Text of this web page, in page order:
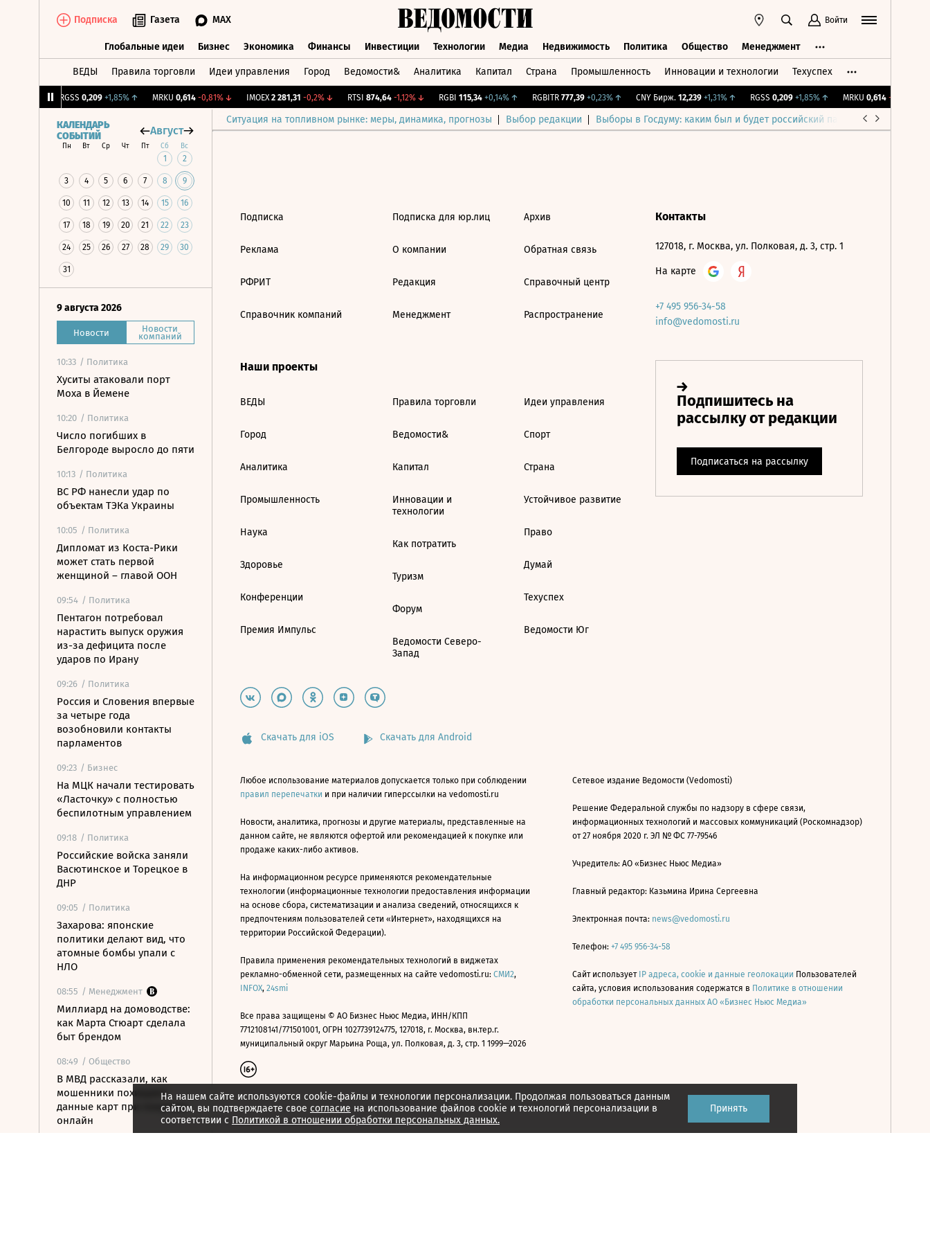
Подписка Газета MAX Войти
Глобальные идеи Бизнес Экономика Финансы Инвестиции Технологии Медиа Недвижимость Политика Общество Менеджмент
ВЕДЫ Правила торговли Идеи управления Город Ведомости& Аналитика Капитал Страна Промышленность Инновации и технологии Техуспех
RGSS 0,209 +1,85%↑ MRKU 0,614 -0,81%↓ IMOEX 2 281,31 -0,2%↓ RTSI 874,64 -1,12%↓ RGBI 115,34 +0,14%↑ RGBITR 777,39 +0,23%↑ CNY Бирж. 12,239 +1,31%↑ RGSS 0,209 +1,85%↑ MRKU 0,614 -0,81%
Ситуация на топливном рынке: меры, динамика, прогнозы Выбор редакции Выборы в Госдуму: каким был и будет российский парламент
КАЛЕНДАРЬ
СОБЫТИЙ
Август
Пн Вт Ср Чт Пт Сб Вс
1 2
3 4 5 6 7 8 9
10 11 12 13 14 15 16
17 18 19 20 21 22 23
24 25 26 27 28 29 30
31
9 августа 2026
Новости Новости
компаний
10:33 / Политика
Хуситы атаковали порт
Моха в Йемене
10:20 / Политика
Число погибших в
Белгороде выросло до пяти
10:13 / Политика
ВС РФ нанесли удар по
объектам ТЭКа Украины
10:05 / Политика
Дипломат из Коста-Рики
может стать первой
женщиной – главой ООН
09:54 / Политика
Пентагон потребовал
нарастить выпуск оружия
из-за дефицита после
ударов по Ирану
09:26 / Политика
Россия и Словения впервые
за четыре года
возобновили контакты
парламентов
09:23 / Бизнес
На МЦК начали тестировать
«Ласточку» с полностью
беспилотным управлением
09:18 / Политика
Российские войска заняли
Васютинское и Торецкое в
ДНР
09:05 / Политика
Захарова: японские
политики делают вид, что
атомные бомбы упали с
НЛО
08:55 / Менеджмент
Миллиард на домоводстве:
как Марта Стюарт сделала
быт брендом
08:49 / Общество
В МВД рассказали, как
мошенники похищают
данные карт при покупках
онлайн
На нашем сайте используются cookie-файлы и технологии персонализации. Продолжая пользоваться данным
сайтом, вы подтверждаете свое согласие на использование файлов cookie и технологий персонализации в
соответствии с Политикой в отношении обработки персональных данных.
Принять
Подписка
Реклама
РФРИТ
Справочник компаний
Подписка для юр.лиц
О компании
Редакция
Менеджмент
Архив
Обратная связь
Справочный центр
Распространение
Наши проекты
ВЕДЫ
Город
Аналитика
Промышленность
Наука
Здоровье
Конференции
Премия Импульс
Правила торговли
Ведомости&
Капитал
Инновации и
технологии
Как потратить
Туризм
Форум
Ведомости Северо-
Запад
Идеи управления
Спорт
Страна
Устойчивое развитие
Право
Думай
Техуспех
Ведомости Юг
Контакты
127018, г. Москва, ул. Полковая, д. 3, стр. 1
На карте
+7 495 956-34-58
info@vedomosti.ru
Скачать для iOS Скачать для Android
Любое использование материалов допускается только при соблюдении
правил перепечатки и при наличии гиперссылки на vedomosti.ru
Новости, аналитика, прогнозы и другие материалы, представленные на
данном сайте, не являются офертой или рекомендацией к покупке или
продаже каких-либо активов.
На информационном ресурсе применяются рекомендательные
технологии (информационные технологии предоставления информации
на основе сбора, систематизации и анализа сведений, относящихся к
предпочтениям пользователей сети «Интернет», находящихся на
территории Российской Федерации).
Правила применения рекомендательных технологий в виджетах
рекламно-обменной сети, размещенных на сайте vedomosti.ru: СМИ2,
INFOX, 24smi
Все права защищены © АО Бизнес Ньюс Медиа, ИНН/КПП
7712108141/771501001, ОГРН 1027739124775, 127018, г. Москва, вн.тер.г.
муниципальный округ Марьина Роща, ул. Полковая, д. 3, стр. 1 1999—2026
Сетевое издание Ведомости (Vedomosti)
Решение Федеральной службы по надзору в сфере связи,
информационных технологий и массовых коммуникаций (Роскомнадзор)
от 27 ноября 2020 г. ЭЛ № ФС 77-79546
Учредитель: АО «Бизнес Ньюс Медиа»
Главный редактор: Казьмина Ирина Сергеевна
Электронная почта: news@vedomosti.ru
Телефон: +7 495 956-34-58
Сайт использует IP адреса, cookie и данные геолокации Пользователей
сайта, условия использования содержатся в Политике в отношении
обработки персональных данных АО «Бизнес Ньюс Медиа»